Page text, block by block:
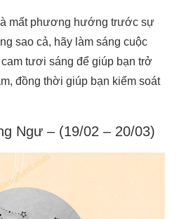
mất phương hướng trước sự
sao cả, hãy làm sáng cuộc
tươi sáng để giúp bạn trở
đồng thời giúp bạn kiểm soát
Ngư – (19/02 – 20/03)